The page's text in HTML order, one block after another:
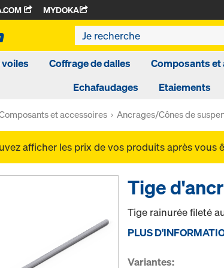
MYDOKA
Coffrage de dalles Composants
Echafaudages
Etaiements
et accessoires Ancrages/Cônes de
afficher les prix de vos produits après vous
Tige
Tige rainurée fileté
PLUS
Variantes: